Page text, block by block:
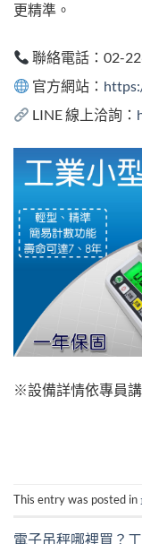
更精準。
聯絡電話：02-
官方網站：
LINE 線上洽詢：
※設備詳情依專員
This entry was posted in
電子吊秤哪裡買？